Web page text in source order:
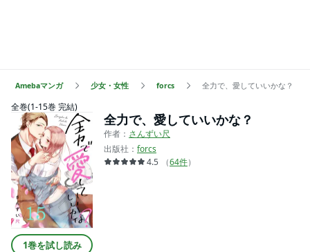
Amebaマンガ 少女・女性 forcs 全力で、愛していいかな？
全巻(1-15巻 完結)
1巻を試し読み
全力で、愛していいかな？
作者： さんずい尺
出版社： forcs
4.5
（64件）